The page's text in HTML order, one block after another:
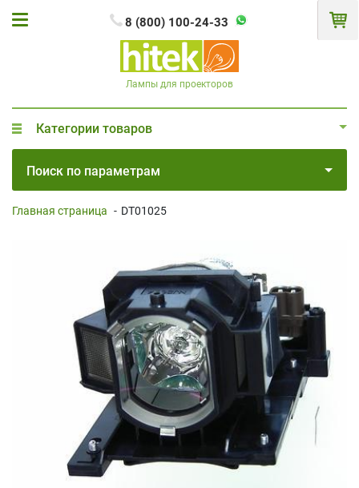
8 (800) 100-24-33
Лампы для проекторов
Категории товаров
Поиск по параметрам
Главная страница - DT01025